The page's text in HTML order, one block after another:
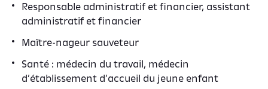
Responsable administratif et financier, assistant
administratif et financier
Maître-nageur sauveteur
Santé : médecin du travail, médecin
d’établissement d’accueil du jeune enfant